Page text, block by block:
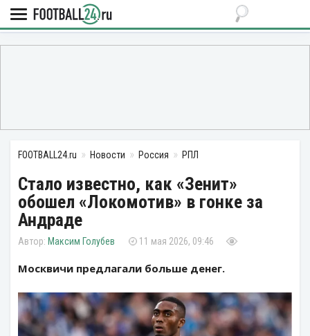
FOOTBALL24.ru Новости Россия РПЛ
Стало известно, как «Зенит»
обошел «Локомотив» в гонке за
Андраде
Максим Голубев 11 мая 2026, 09:46
Москвичи предлагали больше денег.